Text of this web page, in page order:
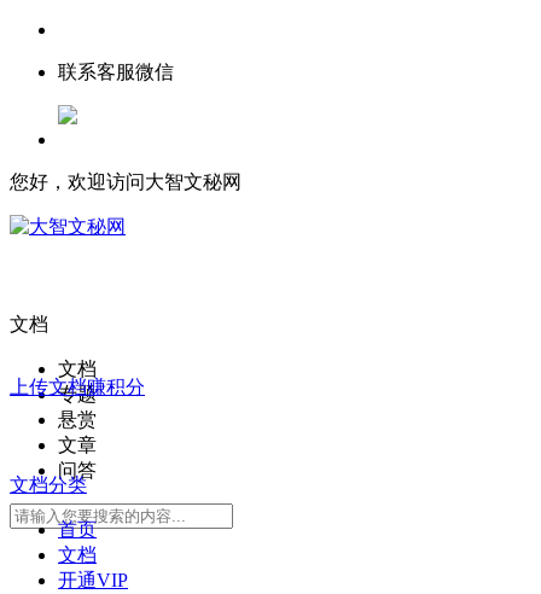
联系客服微信
您好，欢迎访问大智文秘网
文档
文档
专题
悬赏
文章
问答
上传文档赚积分
文档分类
首页
文档
开通VIP